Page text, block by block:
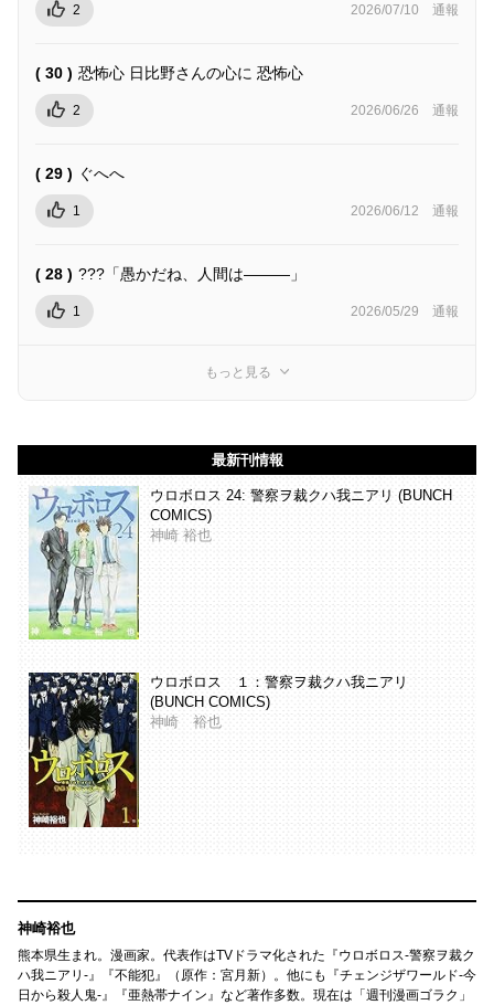
2 2026/07/10 通報
( 30 ) 恐怖心 日比野さんの心に 恐怖心
2 2026/06/26 通報
( 29 ) ぐへへ
1 2026/06/12 通報
( 28 ) ???「愚かだね、人間は―――」
1 2026/05/29 通報
もっと見る
最新刊情報
ウロボロス 24: 警察ヲ裁クハ我ニアリ (BUNCH
COMICS)
神崎 裕也
ウロボロス １：警察ヲ裁クハ我ニアリ
(BUNCH COMICS)
神崎 裕也
神崎裕也
熊本県生まれ。漫画家。代表作はTVドラマ化された『ウロボロス-警察ヲ裁ク
ハ我ニアリ-』『不能犯』（原作：宮月新）。他にも『チェンジザワールド-今
日から殺人鬼-』『亜熱帯ナイン』など著作多数。現在は「週刊漫画ゴラク」